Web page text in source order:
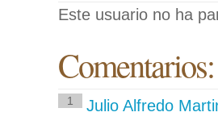
Este usuario no ha
1 Julio Alfredo